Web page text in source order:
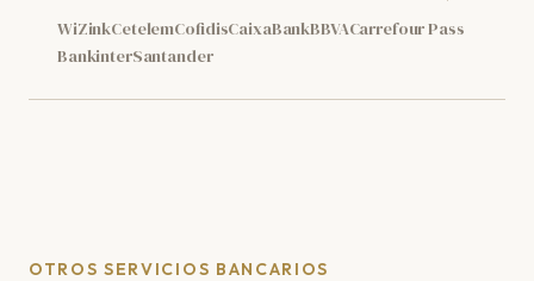
WiZinkCetelemCofidisCaixaBankBBVACarrefour Pass
BankinterSantander
OTROS SERVICIOS BANCARIOS